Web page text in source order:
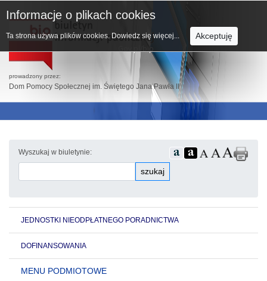
prowadzony przez:
Dom Pomocy Społecznej im. Świętego Jana Pawła II
Wyszukaj w biuletynie:
szukaj
JEDNOSTKI NIEODPŁATNEGO PORADNICTWA
DOFINANSOWANIA
MENU PODMIOTOWE
Informacje o plikach cookies
Ta strona używa plików cookies. Dowiedz się więcej... Akceptuję